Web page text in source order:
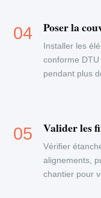
Poser la
Installer les
conforme
pendant plus
Valider les
Vérifier
alignements,
chantier pour